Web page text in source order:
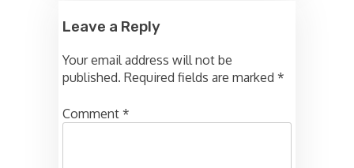
Leave a Reply
Your email address will not be
published. Required fields are marked *
Comment *